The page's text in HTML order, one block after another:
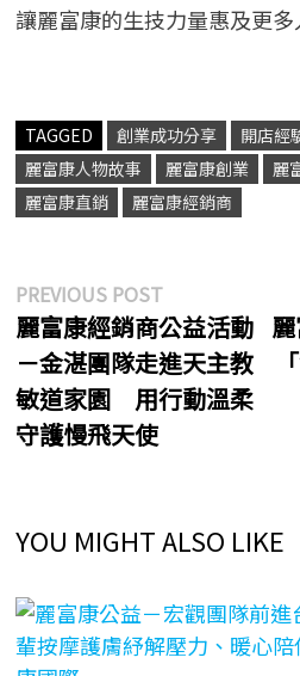
讓麗富康的生技力量惠及更多
TAGGED 創業成功分享 開店經
麗富康人物故事
麗富康創業 麗
麗富康直銷
麗富康經銷商
文
章
導
覽
PREVIOUS POSTPrevious
post:
麗富康經銷商公益活動
－金湛團隊走進天主教
敏道家園 用行動溫柔
守護慢飛天使
YOU MIGHT ALSO LIKE